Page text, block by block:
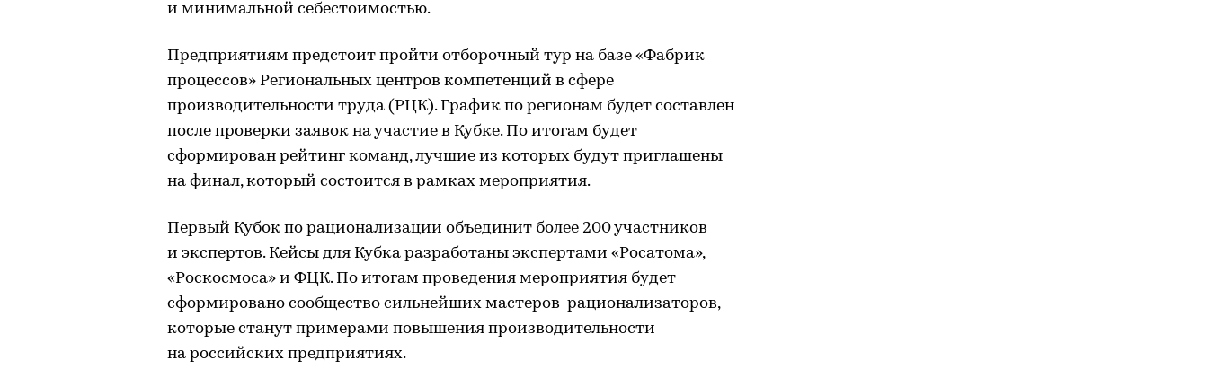
и минимальной себестоимостью.
Предприятиям предстоит пройти отборочный тур на базе «Фабрик
процессов» Региональных центров компетенций в сфере
производительности труда (РЦК). График по регионам будет составлен
после проверки заявок на участие в Кубке. По итогам будет
сформирован рейтинг команд, лучшие из которых будут приглашены
на финал, который состоится в рамках мероприятия.
Первый Кубок по рационализации объединит более 200 участников
и экспертов. Кейсы для Кубка разработаны экспертами «Росатома»,
«Роскосмоса» и ФЦК. По итогам проведения мероприятия будет
сформировано сообщество сильнейших мастеров-рационализаторов,
которые станут примерами повышения производительности
на российских предприятиях.